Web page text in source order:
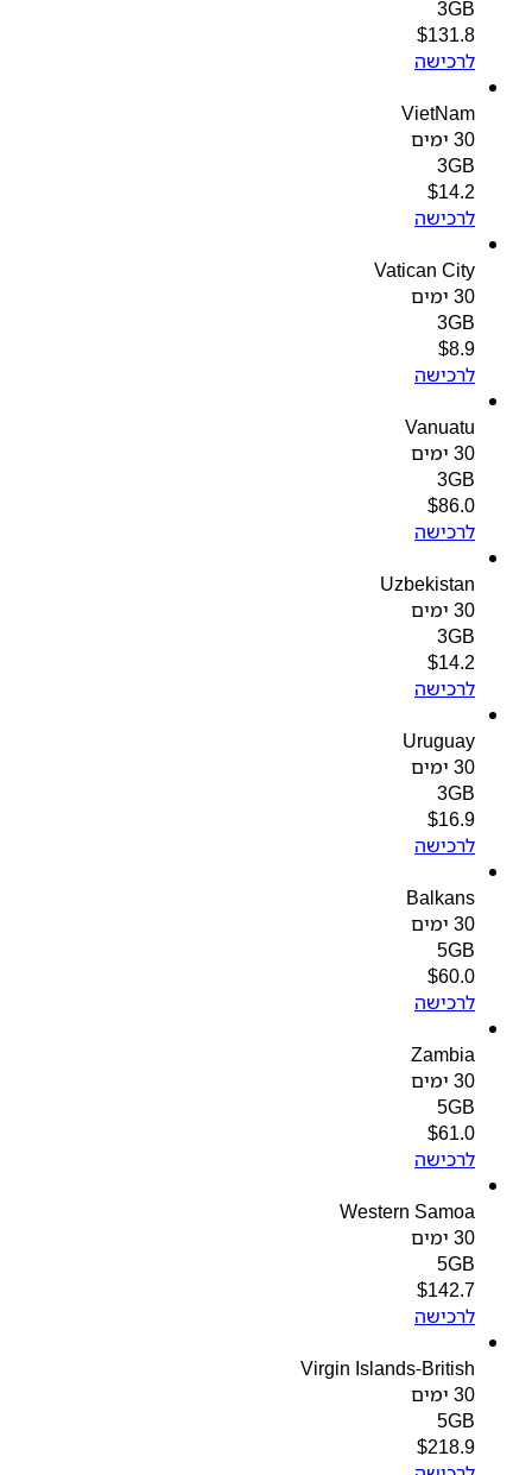
3GB
$131.8
לרכישה
VietNam
3GB
$14.2
לרכישה
Vatican City
3GB
$
לרכישה
Vanuatu
3GB
$86.0
לרכישה
Uzbekistan
3GB
$14.2
לרכישה
Uruguay
3GB
$16.9
לרכישה
Balkans
5GB
$60.0
לרכישה
Zambia
5GB
$61.0
לרכישה
Western Samoa
5GB
$142.7
לרכישה
Virgin Islands-British
5GB
$218.9